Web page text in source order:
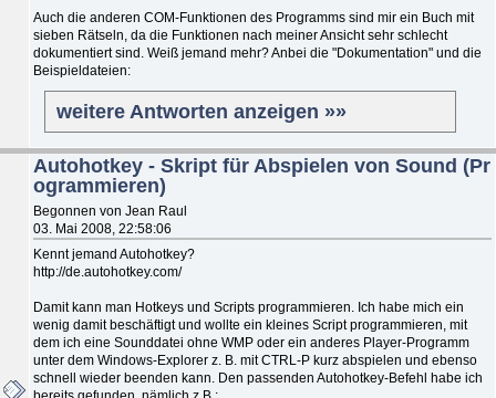
Auch die anderen COM-Funktionen des Programms sind mir ein Buch mit
sieben Rätseln, da die Funktionen nach meiner Ansicht sehr schlecht
dokumentiert sind. Weiß jemand mehr? Anbei die "Dokumentation" und die
Beispieldateien:
weitere Antworten anzeigen »»
Autohotkey - Skript für Abspielen von Sound (Pr
ogrammieren)
Begonnen von Jean Raul
03. Mai 2008, 22:58:06
Kennt jemand Autohotkey?
http://de.autohotkey.com/
Damit kann man Hotkeys und Scripts programmieren. Ich habe mich ein
wenig damit beschäftigt und wollte ein kleines Script programmieren, mit
dem ich eine Sounddatei ohne WMP oder ein anderes Player-Programm
unter dem Windows-Explorer z. B. mit CTRL-P kurz abspielen und ebenso
schnell wieder beenden kann. Den passenden Autohotkey-Befehl habe ich